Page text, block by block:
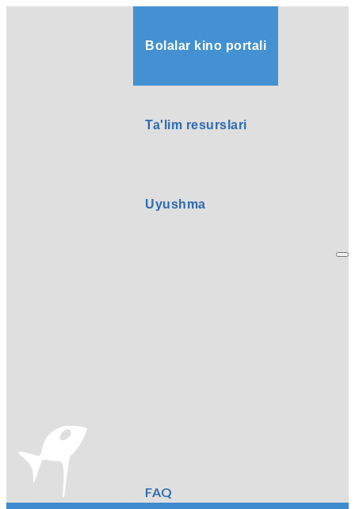
Bolalar kino portali
Ta'lim resurslari
Uyushma
FAQ